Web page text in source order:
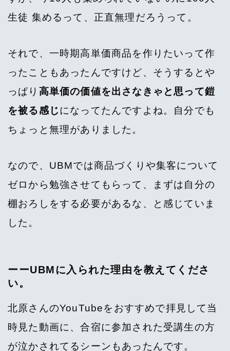
生徒 集めるって、正直無理だろうって。
それで、一時期高単価商品を作りたいって作
ったこともあったんですけど、そうするとや
っぱり 高単価の価値を出さなきゃと思って鎧
を被る感じになってたんですよね。自分でも
ちょっと無理がありました。
なので、UBMでは商品づくりや集客について
ゼロから勉強させてもらって、まずは自分の
棚おろしをする必要があるな、と感じていま
した。
ーーUBMに入られた理由を教えてくださ
い。
北原さんのYouTubeをおすすめで拝見して当
時見た動画に、合宿に参加された受講生の方
が泣かされてるシーンもあったんです。